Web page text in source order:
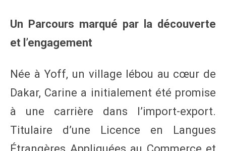
Un Parcours marqué par la découverte
et l’engagement
Née à Yoff, un village lébou au cœur de
Dakar, Carine a initialement été promise
à une carrière dans l’import-export.
Titulaire d’une Licence en Langues